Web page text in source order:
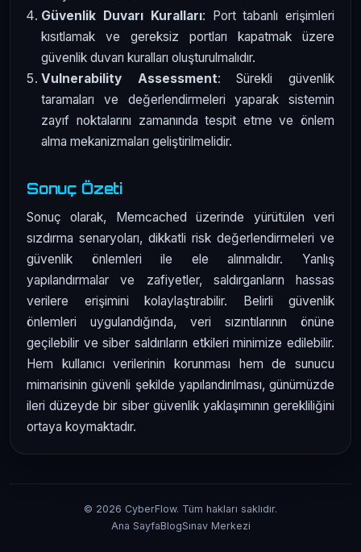
Güvenlik Duvarı Kuralları: Port tabanlı erişimleri
kısıtlamak ve gereksiz portları kapatmak üzere
güvenlik duvarı kuralları oluşturulmalıdır.
Vulnerability Assessment: Sürekli güvenlik
taramaları ve değerlendirmeleri yaparak sistemin
zayıf noktalarını zamanında tespit etme ve önlem
alma mekanizmaları geliştirilmelidir.
Sonuç Özeti
Sonuç olarak, Memcached üzerinde yürütülen veri
sızdırma senaryoları, dikkatli risk değerlendirmeleri ve
güvenlik önlemleri ile ele alınmalıdır. Yanlış
yapılandırmalar ve zafiyetler, saldırganların hassas
verilere erişimini kolaylaştırabilir. Belirli güvenlik
önlemleri uygulandığında, veri sızıntılarının önüne
geçilebilir ve siber saldırıların etkileri minimize edilebilir.
Hem kullanıcı verilerinin korunması hem de sunucu
mimarisinin güvenli şekilde yapılandırılması, günümüzde
ileri düzeyde bir siber güvenlik yaklaşımının gerekliliğini
ortaya koymaktadır.
© 2026 CyberFlow. Tüm hakları saklıdır.
Ana SayfaBlogSınav Merkezi